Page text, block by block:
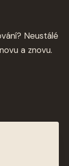
Neustálé
a znovu.